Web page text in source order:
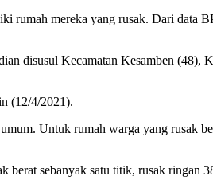
rumah mereka yang rusak. Dari data
disusul Kecamatan Kesamben
(12/4/2021).
Untuk rumah warga yang rusak
berat sebanyak satu titik, rusak